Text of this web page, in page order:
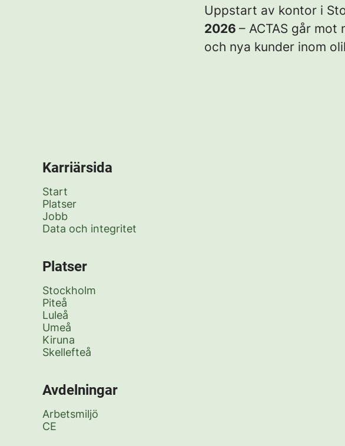
Uppstart av kontor i
2026 – ACTAS går
och nya kunder inom
Karriärsida
Start
Platser
Jobb
Data och integritet
Platser
Stockholm
Piteå
Luleå
Umeå
Kiruna
Skellefteå
Avdelningar
Arbetsmiljö
CE